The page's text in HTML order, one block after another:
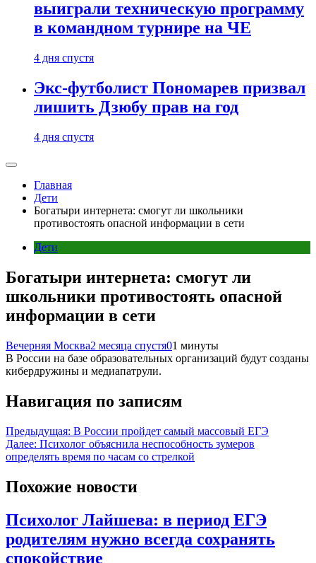
выиграли техническую программу
в командном турнире на ЧЕ
4 дня спустя
Экс-футболист Пономарев призвал
лишить Дзюбу прав на год
4 дня спустя
Главная
Дети
Богатыри интернета: смогут ли школьники
противостоять опасной информации в сети
Дети
Богатыри интернета: смогут ли
школьники противостоять опасной
информации в сети
Вечерняя Москва2 месяца спустя01 минуты
В России на базе образовательных организаций будут созданы
кибердружины и медиапатрули.
Навигация по записям
Предыдущая: В России пройдет самый массовый ЕГЭ
Далее: Психолог объяснила неспособность зумеров
определять время по часам со стрелкой
Похожие новости
Психолог Лайшева: в период ЕГЭ
родителям нужно всегда сохранять
спокойствие